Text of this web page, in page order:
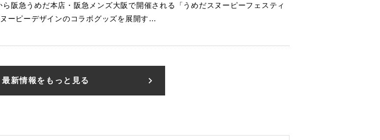
阪急うめだ本店・阪急メンズ大阪で開催される「うめだスヌーピーフェスティ
ーピーデザインのコラボグッズを展開す…
最新情報をもっと見る